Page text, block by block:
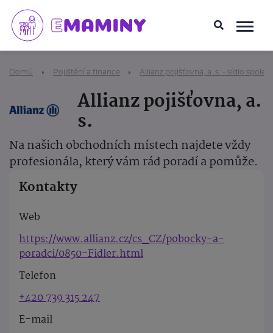
Domů Pojištění a finance Allianz pojišťovna, a. s. - sídlo
Allianz pojišťovna, a.
s.
Na našich obchodních místech najdete vždy
profesionála, který vám rád poradí a pomůže.
Kontakty
Web
https://www.allianz.cz/cs_CZ/pobocky-a-
poradci/0850-Fidler.html
Telefon
+420 739 315 247
E-mail